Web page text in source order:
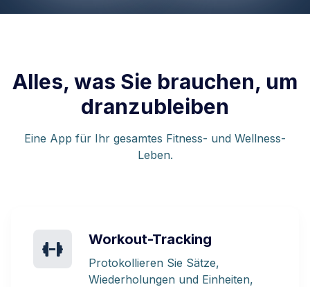
Alles, was Sie brauchen, um
dranzubleiben
Eine App für Ihr gesamtes Fitness- und Wellness-
Leben.
Workout-Tracking
Protokollieren Sie Sätze,
Wiederholungen und Einheiten,